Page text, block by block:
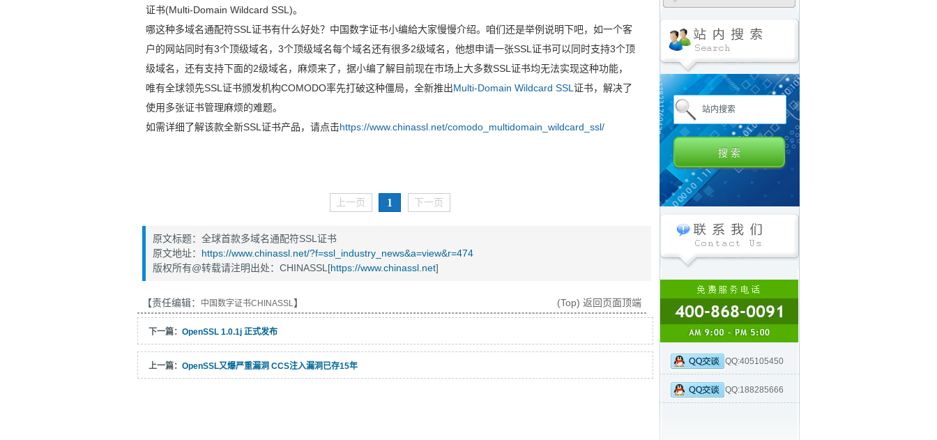
证书(Multi-Domain Wildcard SSL)。
哪这种多域名通配符SSL证书有什么好处？中国数字证书小编給大家慢慢介绍。咱们还是举例说明下吧，如一个客
户的网站同时有3个顶级域名，3个顶级域名每个域名还有很多2级域名，他想申请一张SSL证书可以同时支持3个顶
级域名，还有支持下面的2级域名，麻烦来了，据小编了解目前现在市场上大多数SSL证书均无法实现这种功能，
唯有全球领先SSL证书颁发机构COMODO率先打破这种僵局，全新推出Multi-Domain Wildcard SSL证书，解决了
使用多张证书管理麻烦的难题。
如需详细了解该款全新SSL证书产品，请点击https://www.chinassl.net/comodo_multidomain_wildcard_ssl/
上一页 1 下一页
原文标题：全球首款多域名通配符SSL证书
原文地址： https://www.chinassl.net/?f=ssl_industry_news&a=view&r=474
版权所有@转载请注明出处：CHINASSL[https://www.chinassl.net]
【责任编辑： 中国数字证书CHINASSL】 (Top) 返回页面顶端
下一篇： OpenSSL 1.0.1j 正式发布
上一篇： OpenSSL又爆严重漏洞 CCS注入漏洞已存15年 QQ:405105450
QQ:188285666